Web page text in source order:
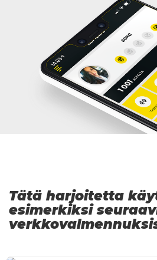
Tätä harjoitetta
esimerkiksi